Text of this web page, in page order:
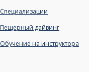
Специализации
Пещерный дайвинг
Обучение на инструктора